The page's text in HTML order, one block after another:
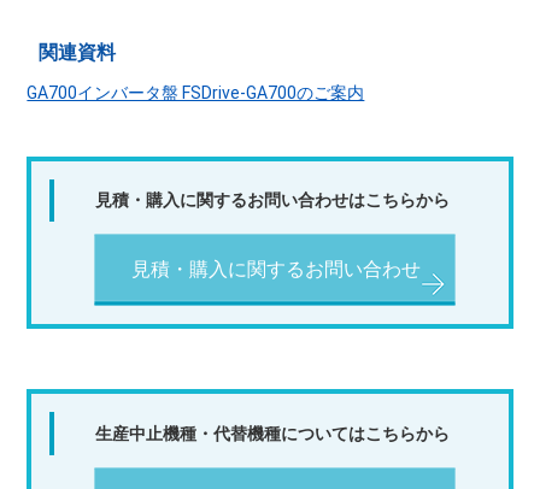
関連資料
GA700インバータ盤 FSDrive-GA700のご案内
見積・購入に関するお問い合わせはこちらから
見積・購入に関するお問い合わせ
生産中止機種・代替機種についてはこちらから